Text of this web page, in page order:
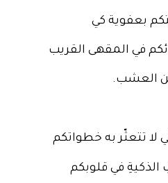
بعفوية كي
في المقهى القريب
العشب.
لا تتعثّر به خطواتكم
الذكيةِ في قلوبكم